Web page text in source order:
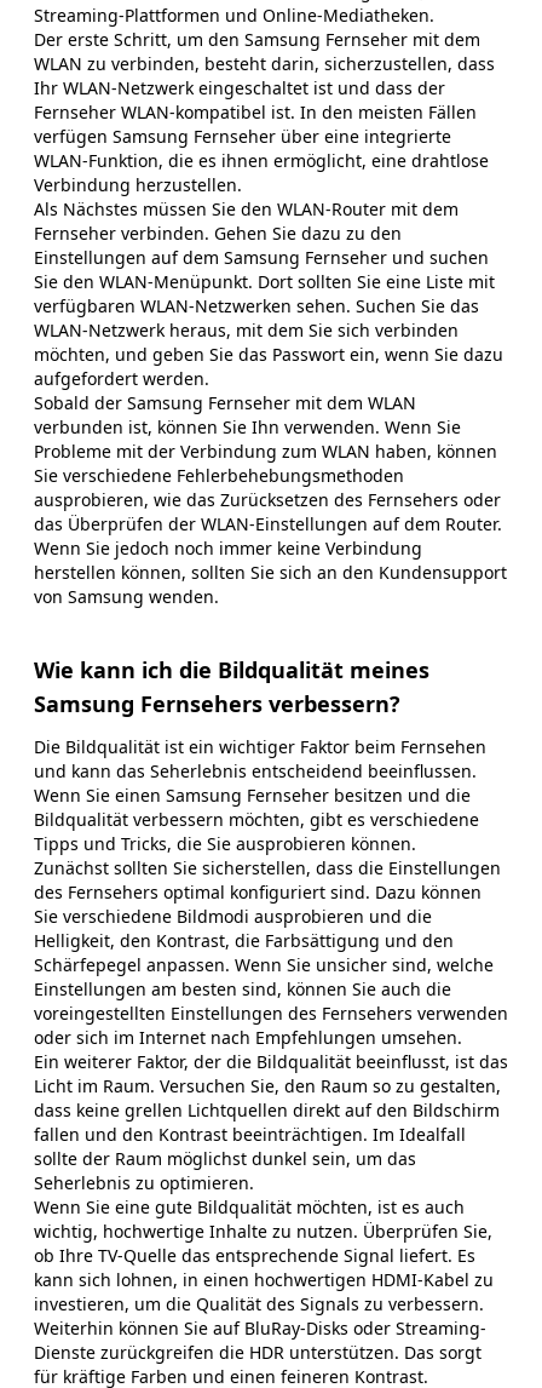
Streaming-Plattformen und Online-Mediatheken.
Der erste Schritt, um den Samsung Fernseher mit dem
WLAN zu verbinden, besteht darin, sicherzustellen, dass
Ihr WLAN-Netzwerk eingeschaltet ist und dass der
Fernseher WLAN-kompatibel ist. In den meisten Fällen
verfügen Samsung Fernseher über eine integrierte
WLAN-Funktion, die es ihnen ermöglicht, eine drahtlose
Verbindung herzustellen.
Als Nächstes müssen Sie den WLAN-Router mit dem
Fernseher verbinden. Gehen Sie dazu zu den
Einstellungen auf dem Samsung Fernseher und suchen
Sie den WLAN-Menüpunkt. Dort sollten Sie eine Liste mit
verfügbaren WLAN-Netzwerken sehen. Suchen Sie das
WLAN-Netzwerk heraus, mit dem Sie sich verbinden
möchten, und geben Sie das Passwort ein, wenn Sie dazu
aufgefordert werden.
Sobald der Samsung Fernseher mit dem WLAN
verbunden ist, können Sie Ihn verwenden. Wenn Sie
Probleme mit der Verbindung zum WLAN haben, können
Sie verschiedene Fehlerbehebungsmethoden
ausprobieren, wie das Zurücksetzen des Fernsehers oder
das Überprüfen der WLAN-Einstellungen auf dem Router.
Wenn Sie jedoch noch immer keine Verbindung
herstellen können, sollten Sie sich an den Kundensupport
von Samsung wenden.
Wie kann ich die Bildqualität meines
Samsung Fernsehers verbessern?
Die Bildqualität ist ein wichtiger Faktor beim Fernsehen
und kann das Seherlebnis entscheidend beeinflussen.
Wenn Sie einen Samsung Fernseher besitzen und die
Bildqualität verbessern möchten, gibt es verschiedene
Tipps und Tricks, die Sie ausprobieren können.
Zunächst sollten Sie sicherstellen, dass die Einstellungen
des Fernsehers optimal konfiguriert sind. Dazu können
Sie verschiedene Bildmodi ausprobieren und die
Helligkeit, den Kontrast, die Farbsättigung und den
Schärfepegel anpassen. Wenn Sie unsicher sind, welche
Einstellungen am besten sind, können Sie auch die
voreingestellten Einstellungen des Fernsehers verwenden
oder sich im Internet nach Empfehlungen umsehen.
Ein weiterer Faktor, der die Bildqualität beeinflusst, ist das
Licht im Raum. Versuchen Sie, den Raum so zu gestalten,
dass keine grellen Lichtquellen direkt auf den Bildschirm
fallen und den Kontrast beeinträchtigen. Im Idealfall
sollte der Raum möglichst dunkel sein, um das
Seherlebnis zu optimieren.
Wenn Sie eine gute Bildqualität möchten, ist es auch
wichtig, hochwertige Inhalte zu nutzen. Überprüfen Sie,
ob Ihre TV-Quelle das entsprechende Signal liefert. Es
kann sich lohnen, in einen hochwertigen HDMI-Kabel zu
investieren, um die Qualität des Signals zu verbessern.
Weiterhin können Sie auf BluRay-Disks oder Streaming-
Dienste zurückgreifen die HDR unterstützen. Das sorgt
für kräftige Farben und einen feineren Kontrast.